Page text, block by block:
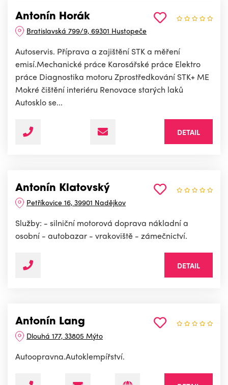
Antonín Horák
Bratislavská 799/9, 69301 Hustopeče
Autoservis. Příprava a zajištění STK a měření
emisí.Mechanické práce Karosářské práce Elektro
práce Diagnostika motoru Zprostředkování STK+ ME
Mokré čištění interiéru Renovace starých laků
Autosklo se...
DETAIL
Antonín Klatovský
Petříkovice 16, 39901 Nadějkov
Služby: - silniční motorová doprava nákladní a
osobní - autobazar - vrakoviště - zámečnictví.
DETAIL
Antonín Lang
Dlouhá 177, 33805 Mýto
Autoopravna.Autoklempířství.